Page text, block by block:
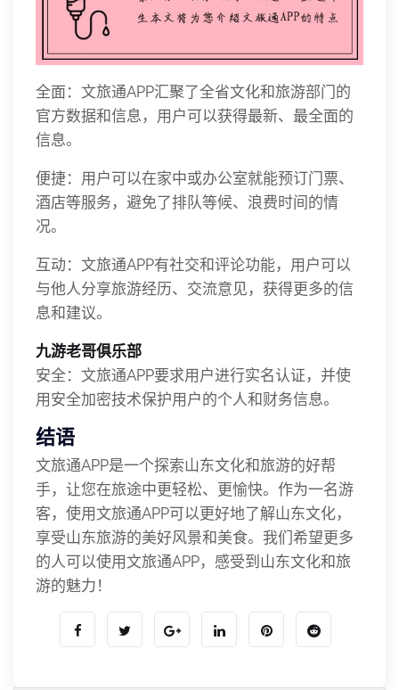
全面：文旅通APP汇聚了全省文化和旅游部门的
官方数据和信息，用户可以获得最新、最全面的
信息。
便捷：用户可以在家中或办公室就能预订门票、
酒店等服务，避免了排队等候、浪费时间的情
况。
互动：文旅通APP有社交和评论功能，用户可以
与他人分享旅游经历、交流意见，获得更多的信
息和建议。
九游老哥俱乐部
安全：文旅通APP要求用户进行实名认证，并使
用安全加密技术保护用户的个人和财务信息。
结语
文旅通APP是一个探索山东文化和旅游的好帮
手，让您在旅途中更轻松、更愉快。作为一名游
客，使用文旅通APP可以更好地了解山东文化，
享受山东旅游的美好风景和美食。我们希望更多
的人可以使用文旅通APP，感受到山东文化和旅
游的魅力！